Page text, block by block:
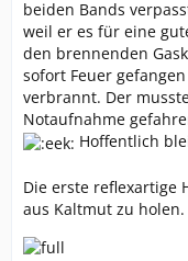
beiden Bands
weil er es für eine
den brennenden
sofort Feuer
verbrannt. Der
Notaufnahme
Hoffentlich
Die erste reflexartige
aus Kaltmut zu holen.